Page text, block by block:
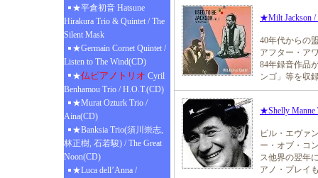
★平倉初音 Hatsune
Hirakura Trio & Quintet / The
Silent Mask
★Germain Cornet Quintet /
Listen to The Wind(CD)
★仏ピアノトリオ Cyril
Benhamou Trio / H.O.T.(CD)
★Murat Ozturk Trio /
Aina(CD)
★Banksia Trio(須川崇志,
林正樹, 石若駿) / The Great
Noon(CD)
★Luca dell’Anna /
★Milt Jackson /
40年代からの
アフター・ア
84年録音作品
ンゴ」等を収
★Shelly Manne
ビル・エヴァ
ー・オブ・コ
ス他界の翌年
アノ・プレイ